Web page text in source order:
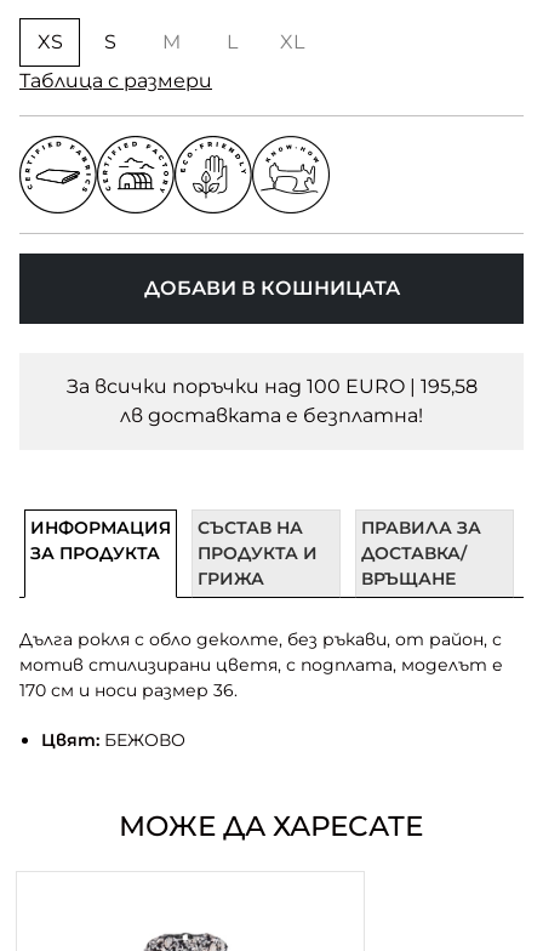
XS S M L
XL
Таблица с размери
ДОБАВИ В КОШНИЦАТА
За всички поръчки над 100 EURO | 195,58
лв доставката e безплатна!
ИНФОРМАЦИЯ
ЗА ПРОДУКТА
СЪСТАВ НА
ПРОДУКТА И
ГРИЖА
ПРАВИЛА ЗА
ДОСТАВКА/
ВРЪЩАНЕ
Дълга рокля с обло деколте, без ръкави, от район, с
мотив стилизирани цветя, с подплата, моделът е
170 см и носи размер 36.
Цвят:БЕЖОВО
МОЖЕ ДА ХАРЕСАТЕ